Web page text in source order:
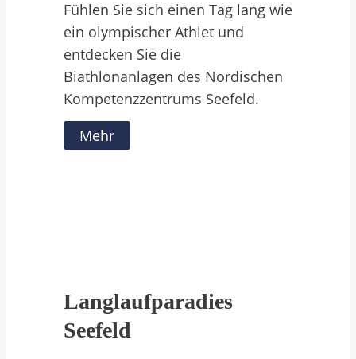
Fühlen Sie sich einen Tag lang wie
ein olympischer Athlet und
entdecken Sie die
Biathlonanlagen des Nordischen
Kompetenzzentrums Seefeld.
Mehr
Langlaufparadies
Seefeld